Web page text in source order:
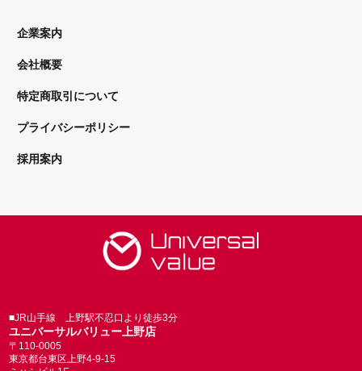
企業案内
会社概要
特定商取引について
プライバシーポリシー
採用案内
■JR山手線 上野駅不忍口より徒歩3分
ユニバーサルバリュー上野店
〒110-0005
東京都台東区上野4-9-15